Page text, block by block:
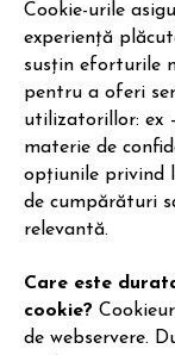
Cookie-urile
experiență
susțin eforturile
pentru a oferi
utilizatorillor: ex
materie de
opțiunile privind
de cumpărături
relevantă.
Care este
cookie?
de webservere.